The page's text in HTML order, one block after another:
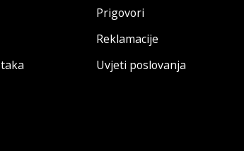
Prigovori
Reklamacije
Uvjeti poslovanja